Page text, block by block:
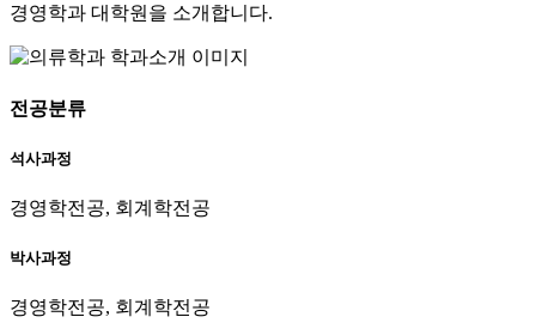
경영학과 대학원을 소개합니다.
전공분류
석사과정
경영학전공, 회계학전공
박사과정
경영학전공, 회계학전공